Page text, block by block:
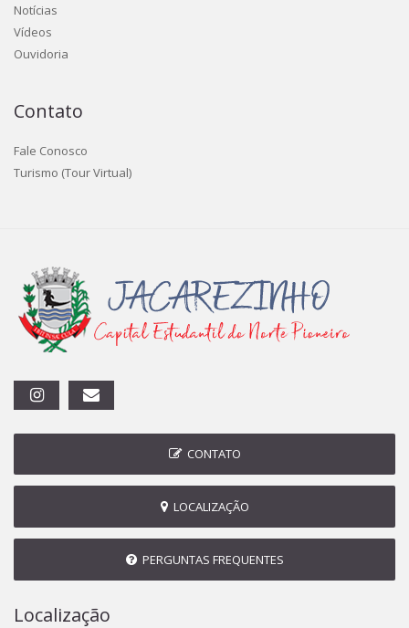
Notícias
Vídeos
Ouvidoria
Contato
Fale Conosco
Turismo (Tour Virtual)
CONTATO
LOCALIZAÇÃO
PERGUNTAS FREQUENTES
Localização